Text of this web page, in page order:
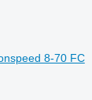
8-70 FC